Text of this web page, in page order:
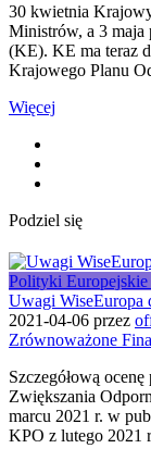
30 kwietnia
Ministrów, a 3 maja
(KE). KE ma teraz
Krajowego Planu
Więcej
Podziel się
Polityki
Uwagi WiseEuropa
2021-04-06 przez
Zrównoważone
Szczegółową
Zwiększania
marcu 2021 r. w
KPO z lutego 2021